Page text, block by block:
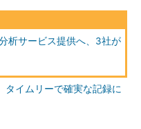
析サービス提供へ、3社が
タイムリーで確実な記録に